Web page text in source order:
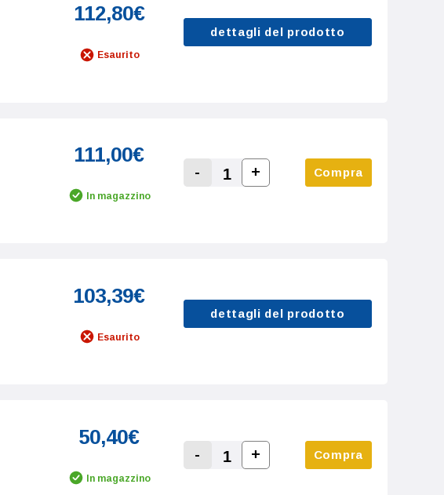
112,80€
Esaurito
dettagli del prodotto
111,00€
In magazzino
-
Increase Quantity:
+ Compra
103,39€
Esaurito
dettagli del prodotto
50,40€
In magazzino Decrease Quantity:
-
Increase Quantity:
+ Compra